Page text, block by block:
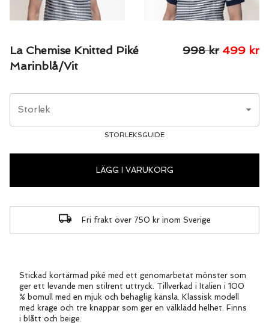
La Chemise Knitted Piké
Marinblå/Vit
998kr 499 kr
Storlek
STORLEKSGUIDE
LÄGG I VARUKORG
Fri frakt över 750 kr inom Sverige
Stickad kortärmad piké med ett genomarbetat mönster som
ger ett levande men stilrent uttryck. Tillverkad i Italien i 100
% bomull med en mjuk och behaglig känsla. Klassisk modell
med krage och tre knappar som ger en välklädd helhet. Finns
i blått och beige.